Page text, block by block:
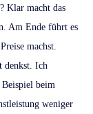
Klar macht das
Am Ende führt es
machst.
denkst. Ich
beim
weniger